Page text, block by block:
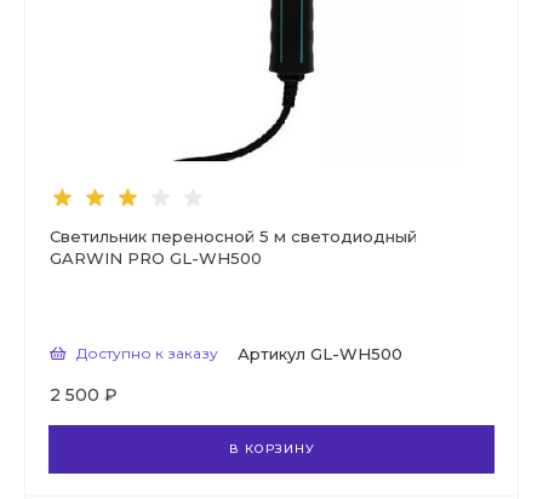
Светильник переносной 5 м светодиодный
GARWIN PRO GL-WH500
Доступно к заказу Артикул GL-WH500
2 500 ₽
В КОРЗИНУ